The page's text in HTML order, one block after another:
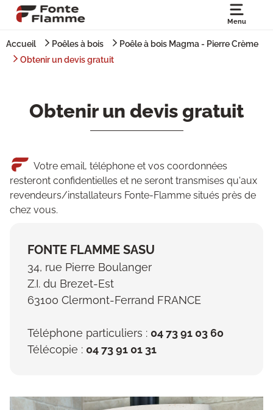
Menu
Accueil Poêles à bois
Poêle à bois Magma - Pierre Crème
Obtenir un devis gratuit
Obtenir un devis gratuit
Votre email, téléphone et vos coordonnées
resteront confidentielles et ne seront transmises qu'aux
revendeurs/installateurs Fonte-Flamme situés près de
chez vous.
FONTE FLAMME SASU
34, rue Pierre Boulanger
Z.I. du Brezet-Est
63100 Clermont-Ferrand FRANCE
Téléphone particuliers : 04 73 91 03 60
Télécopie : 04 73 91 01 31